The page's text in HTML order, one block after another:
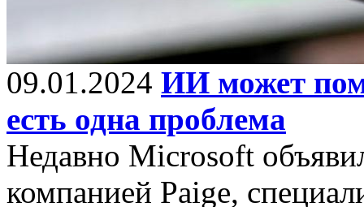
09.01.2024 ИИ может
есть одна проблема
Недавно Microsoft
компанией Paige,